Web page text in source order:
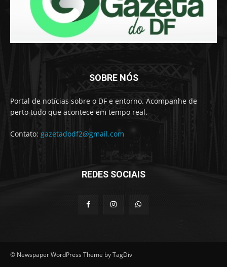
SOBRE NÓS
Portal de notícias sobre o DF e entorno. Acompanhe de
perto tudo que acontece em tempo real.
Contato: gazetadodf2@gmail.com
REDES SOCIAIS
© Newspaper WordPress Theme by TagDiv